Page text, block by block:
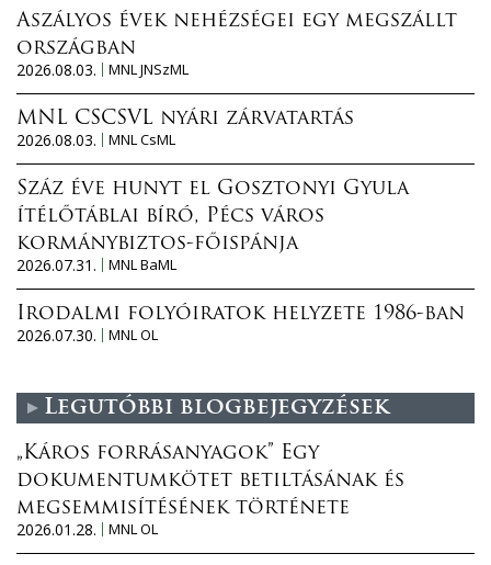
Aszályos évek nehézségei egy megszállt
országban
2026.08.03.
MNL JNSzML
MNL CSCSVL nyári zárvatartás
2026.08.03.
MNL CsML
Száz éve hunyt el Gosztonyi Gyula
ítélőtáblai bíró, Pécs város
kormánybiztos-főispánja
2026.07.31.
MNL BaML
Irodalmi folyóiratok helyzete 1986-ban
2026.07.30.
MNL OL
Legutóbbi blogbejegyzések
„Káros forrásanyagok” Egy
dokumentumkötet betiltásának és
megsemmisítésének története
2026.01.28.
MNL OL